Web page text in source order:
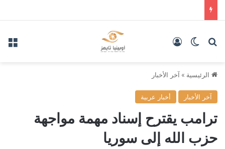
بحث عنالوضع المظلم
الرئيسية » آخر الأخبار
آخر الأخبار أخبار عربية
ترامب يقترح إسناد مهمة مواجهة
حزب الله إلى سوريا